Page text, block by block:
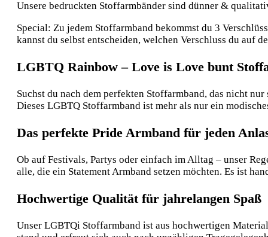
Unsere bedruckten Stoffarmbänder sind dünner &
Special: Zu jedem Stoffarmband bekommst du 3
kannst du selbst entscheiden, welchen Verschluss du auf
LGBTQ Rainbow – Love is Love bunt
Suchst du nach dem perfekten Stoffarmband, das nicht
Dieses LGBTQ Stoffarmband ist mehr als nur ein
Das perfekte Pride Armband für jeden
Ob auf Festivals, Partys oder einfach im Alltag – unser
alle, die ein Statement Armband setzen möchten. Es ist
Hochwertige Qualität für jahrelangen Spaß
Unser LGBTQi Stoffarmband ist aus hochwertigen